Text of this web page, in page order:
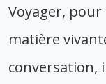
Voyager, pour
matière
conversation,